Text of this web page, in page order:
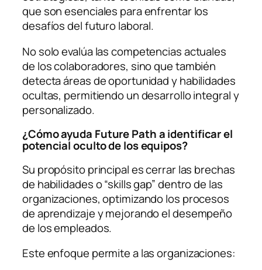
que son esenciales para enfrentar los
desafíos del futuro laboral.
No solo evalúa las competencias actuales
de los colaboradores, sino que también
detecta áreas de oportunidad y habilidades
ocultas, permitiendo un desarrollo integral y
personalizado.
¿Cómo ayuda Future Path a identificar el
potencial oculto de los equipos?
Su propósito principal es cerrar las brechas
de habilidades o “skills gap” dentro de las
organizaciones, optimizando los procesos
de aprendizaje y mejorando el desempeño
de los empleados.
Este enfoque permite a las organizaciones: